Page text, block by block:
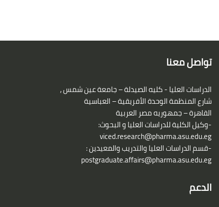
تواصل معنا
الدراسات العليا - كليه الصيدلة – جامعة عين شمس ,
شارع المنظمة الوحدة الأفريقية – العباسية
القاهرة – جمهوريه مصر العربية
-وكيل الكلية للدراسات العليا و البحوث:
viced.research@pharma.asu.edu.eg
-قسم الدراسات العليا والتدريب والمعيدين :
postgraduate.affairs@pharma.asu.edu.eg
الدعم